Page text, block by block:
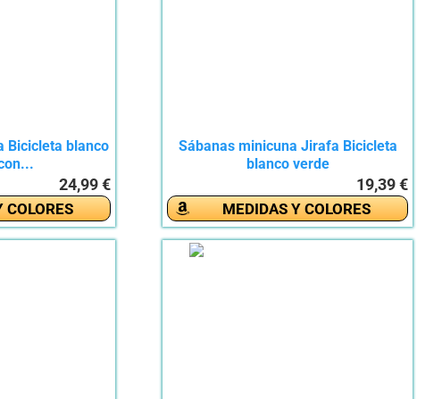
Bicicleta blanco
24,99 €
COLORES
Sábanas minicuna Jirafa Bicicleta
blanco verde
19,39 €
MEDIDAS Y COLORES